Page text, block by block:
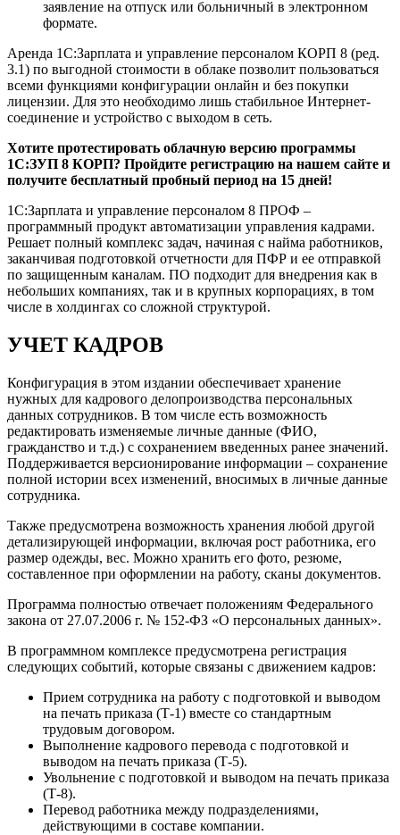
заявление на отпуск или больничный в электронном
формате.
Аренда 1С:Зарплата и управление персоналом КОРП 8 (ред.
3.1) по выгодной стоимости в облаке позволит пользоваться
всеми функциями конфигурации онлайн и без покупки
лицензии. Для это необходимо лишь стабильное Интернет-
соединение и устройство с выходом в сеть.
Хотите протестировать облачную версию программы
1С:ЗУП 8 КОРП? Пройдите регистрацию на нашем сайте и
получите бесплатный пробный период на 15 дней!
1С:Зарплата и управление персоналом 8 ПРОФ –
программный продукт автоматизации управления кадрами.
Решает полный комплекс задач, начиная с найма работников,
заканчивая подготовкой отчетности для ПФР и ее отправкой
по защищенным каналам. ПО подходит для внедрения как в
небольших компаниях, так и в крупных корпорациях, в том
числе в холдингах со сложной структурой.
УЧЕТ КАДРОВ
Конфигурация в этом издании обеспечивает хранение
нужных для кадрового делопроизводства персональных
данных сотрудников. В том числе есть возможность
редактировать изменяемые личные данные (ФИО,
гражданство и т.д.) с сохранением введенных ранее значений.
Поддерживается версионирование информации – сохранение
полной истории всех изменений, вносимых в личные данные
сотрудника.
Также предусмотрена возможность хранения любой другой
детализирующей информации, включая рост работника, его
размер одежды, вес. Можно хранить его фото, резюме,
составленное при оформлении на работу, сканы документов.
Программа полностью отвечает положениям Федерального
закона от 27.07.2006 г. № 152-ФЗ «О персональных данных».
В программном комплексе предусмотрена регистрация
следующих событий, которые связаны с движением кадров:
Прием сотрудника на работу с подготовкой и выводом
на печать приказа (Т-1) вместе со стандартным
трудовым договором.
Выполнение кадрового перевода с подготовкой и
выводом на печать приказа (Т-5).
Увольнение с подготовкой и выводом на печать приказа
(Т-8).
Перевод работника между подразделениями,
действующими в составе компании.